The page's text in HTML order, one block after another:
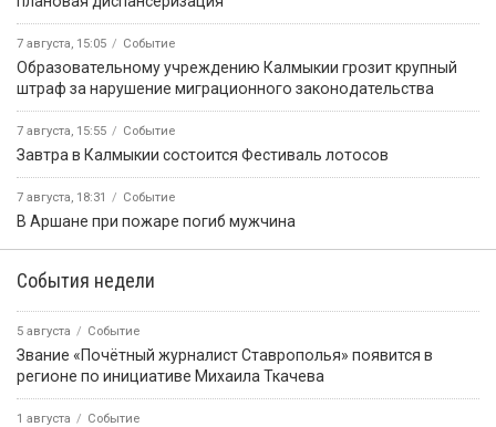
7 августа, 15:05 Событие
Образовательному учреждению Калмыкии грозит крупный
штраф за нарушение миграционного законодательства
7 августа, 15:55 Событие
Завтра в Калмыкии состоится Фестиваль лотосов
7 августа, 18:31 Событие
В Аршане при пожаре погиб мужчина
События недели
5 августа Событие
Звание «Почётный журналист Ставрополья» появится в
регионе по инициативе Михаила Ткачева
1 августа Событие